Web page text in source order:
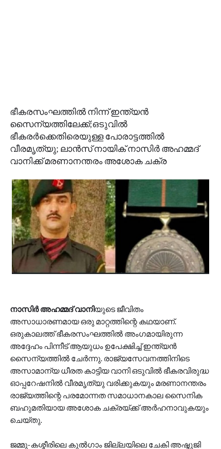
ഭീകരസംഘത്തിൽ നിന്ന് ഇന്ത്യൻ
സൈന്യത്തിലേക്ക്;ഒടുവിൽ
ഭീകരർക്കെതിരെയുള്ള പോരാട്ടത്തിൽ
വീരമൃത്യു; ലാൻസ് നായിക് നാസിർ അഹമ്മദ്
വാനിക്ക് മരണാനന്തരം അശോക ചക്ര
നാസിർ അഹമ്മദ് വാനിയുടെ ജീവിതം
അസാധാരണമായ ഒരു മാറ്റത്തിന്റെ കഥയാണ്.
ഒരുകാലത്ത് ഭീകരസംഘത്തിൽ അംഗമായിരുന്ന
അദ്ദേഹം പിന്നീട് ആയുധം ഉപേക്ഷിച്ച് ഇന്ത്യൻ
സൈന്യത്തിൽ ചേർന്നു. രാജ്യസേവനത്തിനിടെ
അസാമാന്യ ധീരത കാട്ടിയ വാനി ഒടുവിൽ ഭീകരവിരുദ്ധ
ഓപ്പറേഷനിൽ വീരമൃത്യു വരിക്കുകയും മരണാനന്തരം
രാജ്യത്തിന്റെ പരമോന്നത സമാധാനകാല സൈനിക
ബഹുമതിയായ അശോക ചക്രയ്ക്ക് അർഹനാവുകയും
ചെയ്തു.
ജമ്മു-കശ്മീരിലെ കുൽഗാം ജില്ലയിലെ ചേകി അഷ്മുജി